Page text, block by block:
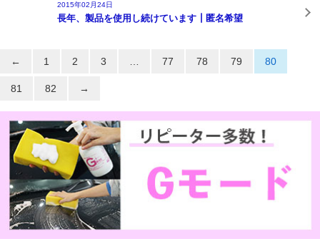
2015年02月24日
長年、製品を使用し続けています┃匿名希望
← 1 2 3 77 78 79 80
81 82 →